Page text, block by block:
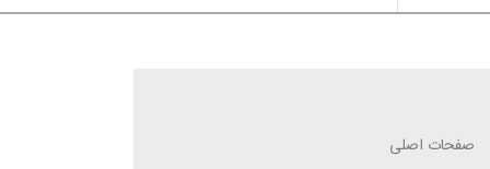
صفحات اصلی